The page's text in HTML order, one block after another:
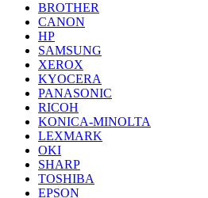
BROTHER
CANON
HP
SAMSUNG
XEROX
KYOCERA
PANASONIC
RICOH
KONICA-MINOLTA
LEXMARK
OKI
SHARP
TOSHIBA
EPSON